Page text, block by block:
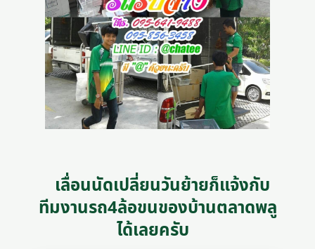
เลื่อนนัดเปลี่ยนวันย้ายก็แจ้งกับ
ทีมงานรถ4ล้อขนของบ้านตลาดพลู
ได้เลยครับ